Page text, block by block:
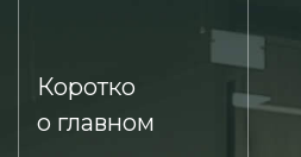
Коротко
о главном